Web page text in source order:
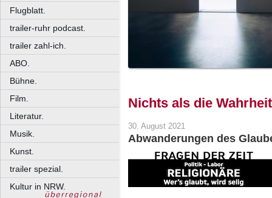
Flugblatt.
trailer-ruhr podcast.
trailer zahl-ich.
ABO.
Bühne.
Film.
Literatur.
Musik.
Kunst.
trailer spezial.
Kultur in NRW.
Nichts als die Wahrheit
30. August 2021
Abwanderungen des